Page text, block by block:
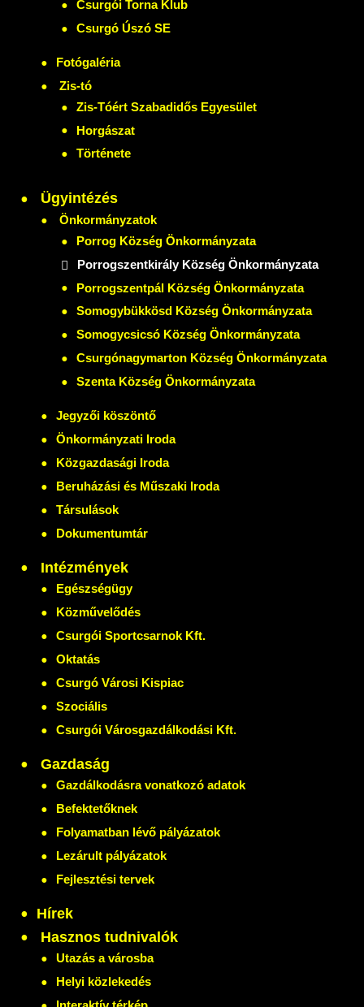
Csurgói Torna Klub
Csurgó Úszó SE
Fotógaléria
Zis-tó
Zis-Tóért Szabadidős Egyesület
Horgászat
Története
Ügyintézés
Önkormányzatok
Porrog Község Önkormányzata
Porrogszentkirály Község Önkormányzata
Porrogszentpál Község Önkormányzata
Somogybükkösd Község Önkormányzata
Somogycsicsó Község Önkormányzata
Csurgónagymarton Község Önkormányzata
Szenta Község Önkormányzata
Jegyzői köszöntő
Önkormányzati Iroda
Közgazdasági Iroda
Beruházási és Műszaki Iroda
Társulások
Dokumentumtár
Intézmények
Egészségügy
Közművelődés
Csurgói Sportcsarnok Kft.
Oktatás
Csurgó Városi Kispiac
Szociális
Csurgói Városgazdálkodási Kft.
Gazdaság
Gazdálkodásra vonatkozó adatok
Befektetőknek
Folyamatban lévő pályázatok
Lezárult pályázatok
Fejlesztési tervek
Hírek
Hasznos tudnivalók
Utazás a városba
Helyi közlekedés